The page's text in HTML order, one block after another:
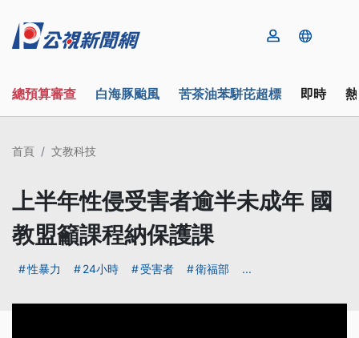
總預算審查 白海豚颱風 苦茶油苯駢芘超標 即時
首頁 文教科技
上半年性侵受害者逾半未成年 國
教盟籲課程納保護課
性暴力 24小時 受害者 衛福部 ...